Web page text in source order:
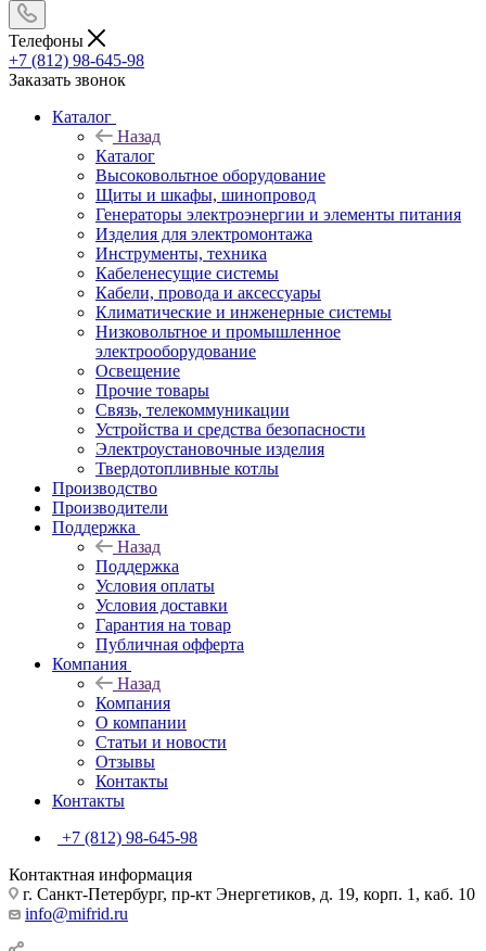
Телефоны
+7 (812) 98-645-98
Заказать звонок
Каталог
Назад
Каталог
Высоковольтное оборудование
Щиты и шкафы, шинопровод
Генераторы электроэнергии и элементы питания
Изделия для электромонтажа
Инструменты, техника
Кабеленесущие системы
Кабели, провода и аксессуары
Климатические и инженерные системы
Низковольтное и промышленное
электрооборудование
Освещение
Прочие товары
Связь, телекоммуникации
Устройства и средства безопасности
Электроустановочные изделия
Твердотопливные котлы
Производство
Производители
Поддержка
Назад
Поддержка
Условия оплаты
Условия доставки
Гарантия на товар
Публичная офферта
Компания
Назад
Компания
О компании
Статьи и новости
Отзывы
Контакты
Контакты
+7 (812) 98-645-98
Контактная информация
г. Санкт-Петербург, пр-кт Энергетиков, д. 19, корп. 1, каб. 10
info@mifrid.ru